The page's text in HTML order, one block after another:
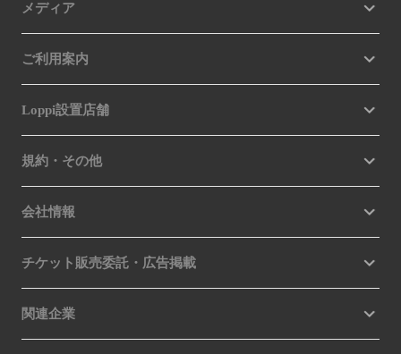
メディア
ご利用案内
Loppi設置店舗
規約・その他
会社情報
チケット販売委託・広告掲載
関連企業